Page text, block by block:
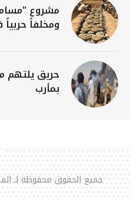
ومخلفاً
حريق يلتهم
بمأرب
جميع الحقوق محفوظة لـ المنتصف